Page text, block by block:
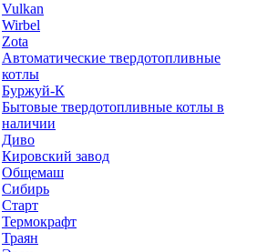
Vulkan
Wirbel
Zota
Автоматические твердотопливные
котлы
Буржуй-К
Бытовые твердотопливные котлы в
наличии
Диво
Кировский завод
Общемаш
Сибирь
Старт
Термокрафт
Траян